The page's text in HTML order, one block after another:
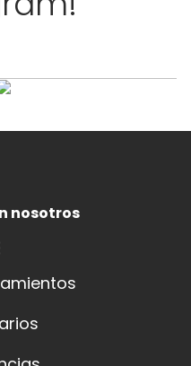
nosotros